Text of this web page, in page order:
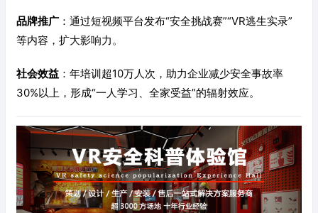
品牌推广 ：通过短视频平台发布“安全挑战赛”“VR逃生实录”
等内容，扩大影响力。
社会效益 ：年培训超10万人次，助力企业减少安全事故率
30%以上，形成“一人学习、全家受益”的辐射效应。